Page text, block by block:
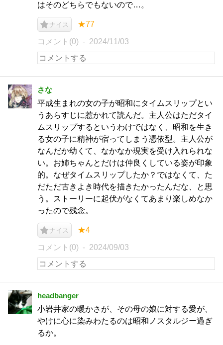
はそのどちらでもないので…。
ナイス ★77
コメント(0) 2024/11/03
さな
平成生まれの女の子が昭和にタイムスリップとい
うあらすじに惹かれて読んだ。主人公はただタイ
ムスリップするというわけではなく、昭和を生き
る女の子に精神が宿ってしまう憑依型。主人公が
なんだか幼くて、なかなか現実を受け入れられな
い。お姉ちゃんとだけは仲良くしている姿が印象
的。なぜタイムスリップしたか？ではなくて、た
だただ古きよき時代を描きたかったんだな、と思
う。ストーリーに起伏がなくてあまり楽しめなか
ったので残念。
ナイス ★4
コメント(0) 2024/09/03
headbanger
小岩井家の暖かさが、その母の娘に対する愛が、
やけに心に染みわたるのは昭和ノスタルジー過ぎ
るか。